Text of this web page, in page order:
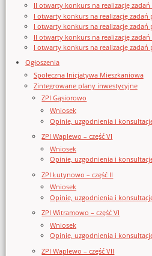
II otwarty konkurs na realizację
I otwarty konkurs na realizację zadań
I otwarty konkurs na realizację zadań
II otwarty konkurs na realizację
I otwarty konkurs na realizację zadań
Ogłoszenia
Społeczna Inicjatywa Mieszkaniowa
Zintegrowane plany inwestycyjne
ZPI Gąsiorowo
Wniosek
Opinie, uzgodnienia i
ZPI Waplewo – część VI
Wniosek
Opinie, uzgodnienia i
ZPI Łutynowo – część II
Wniosek
Opinie, uzgodnienia i
ZPI Witramowo – część VI
Wniosek
Opinie, uzgodnienia i
ZPI Waplewo – część VII